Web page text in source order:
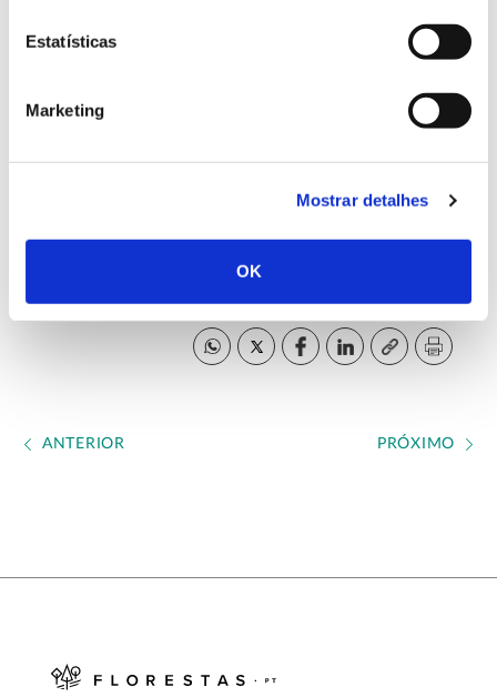
Estatísticas
Marketing
Mostrar detalhes
OK
Veterinária, Município de Penela e Município de
Proença-a-Nova de Portugal e conta ainda com a
públicas e privadas de Espanha, França, Portugal,
ANTERIOR PRÓXIMO